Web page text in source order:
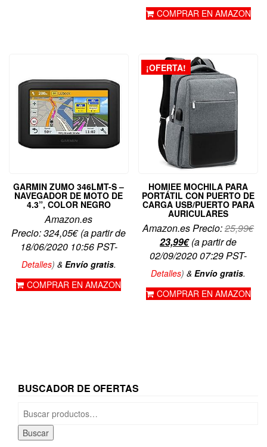
COMPRAR EN AMAZON
GARMIN ZUMO 346LMT-S –
NAVEGADOR DE MOTO DE
4.3”, COLOR NEGRO
Amazon.es
Precio:324,05€(a partir de
18/06/2020 10:56 PST-
Detalles) & Envío gratis.
COMPRAR EN AMAZON
¡OFERTA!
HOMIEE MOCHILA PARA
PORTÁTIL CON PUERTO DE
CARGA USB/PUERTO PARA
AURICULARES
Amazon.es Precio:25,99€El
23,99€El
precio
actual
23,99€.
(a partir de
02/09/2020 07:29 PST-
Detalles)&Envío gratis.
COMPRAR EN AMAZON
BUSCADOR DE OFERTAS
por:
Buscar